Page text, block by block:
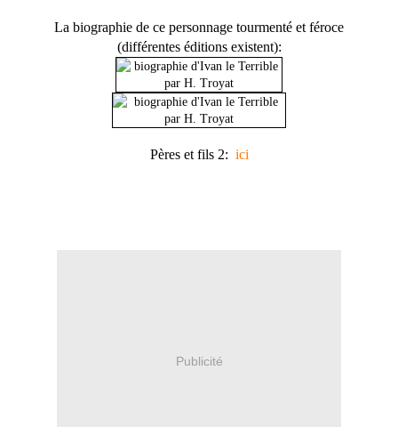
La biographie de ce personnage tourmenté et féroce
(différentes éditions existent):
Pères et fils 2: ici
Publicité